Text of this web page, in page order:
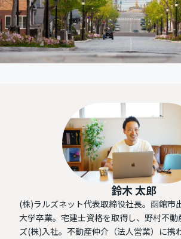
鈴木 太郎
(株)ラルズネット代表取締役社長。函館市
大学卒業。宅建士資格を取得し、野村不
ズ(株)入社。不動産仲介（法人営業）に携